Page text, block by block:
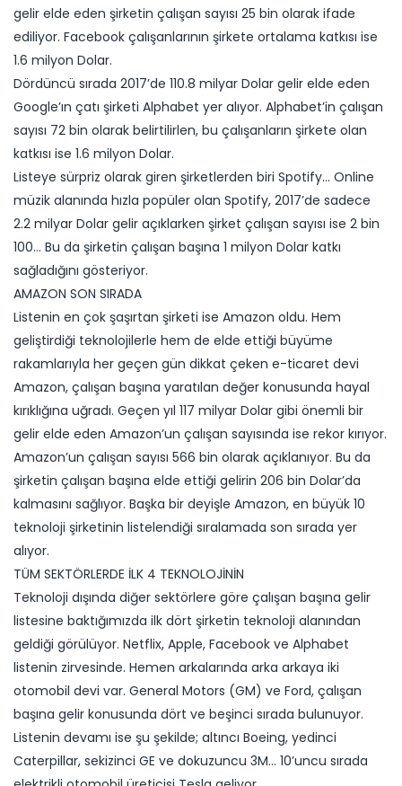
gelir elde eden şirketin çalışan sayısı 25 bin olarak ifade
ediliyor. Facebook çalışanlarının şirkete ortalama katkısı ise
1.6 milyon Dolar.
Dördüncü sırada 2017’de 110.8 milyar Dolar gelir elde eden
Google’ın çatı şirketi Alphabet yer alıyor. Alphabet’in çalışan
sayısı 72 bin olarak belirtilirlen, bu çalışanların şirkete olan
katkısı ise 1.6 milyon Dolar.
Listeye sürpriz olarak giren şirketlerden biri Spotify… Online
müzik alanında hızla popüler olan Spotify, 2017’de sadece
2.2 milyar Dolar gelir açıklarken şirket çalışan sayısı ise 2 bin
100… Bu da şirketin çalışan başına 1 milyon Dolar katkı
sağladığını gösteriyor.
AMAZON SON SIRADA
Listenin en çok şaşırtan şirketi ise Amazon oldu. Hem
geliştirdiği teknolojilerle hem de elde ettiği büyüme
rakamlarıyla her geçen gün dikkat çeken e-ticaret devi
Amazon, çalışan başına yaratılan değer konusunda hayal
kırıklığına uğradı. Geçen yıl 117 milyar Dolar gibi önemli bir
gelir elde eden Amazon’un çalışan sayısında ise rekor kırıyor.
Amazon’un çalışan sayısı 566 bin olarak açıklanıyor. Bu da
şirketin çalışan başına elde ettiği gelirin 206 bin Dolar’da
kalmasını sağlıyor. Başka bir deyişle Amazon, en büyük 10
teknoloji şirketinin listelendiği sıralamada son sırada yer
alıyor.
TÜM SEKTÖRLERDE İLK 4 TEKNOLOJİNİN
Teknoloji dışında diğer sektörlere göre çalışan başına gelir
listesine baktığımızda ilk dört şirketin teknoloji alanından
geldiği görülüyor. Netflix, Apple, Facebook ve Alphabet
listenin zirvesinde. Hemen arkalarında arka arkaya iki
otomobil devi var. General Motors (GM) ve Ford, çalışan
başına gelir konusunda dört ve beşinci sırada bulunuyor.
Listenin devamı ise şu şekilde; altıncı Boeing, yedinci
Caterpillar, sekizinci GE ve dokuzuncu 3M… 10’uncu sırada